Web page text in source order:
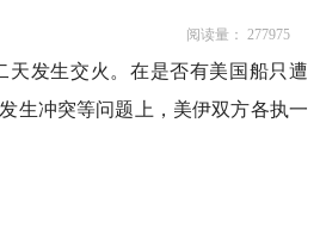
阅读量： 277975
天发生交火。在是否有美国船只遭
生冲突等问题上，美伊双方各执一